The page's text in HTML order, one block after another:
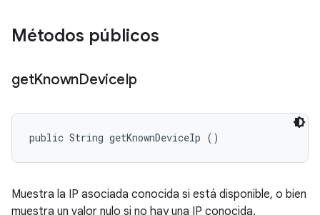
Métodos públicos
getKnownDeviceIp
public String getKnownDeviceIp ()
Muestra la IP asociada conocida si está disponible, o bien
muestra un valor nulo si no hay una IP conocida.